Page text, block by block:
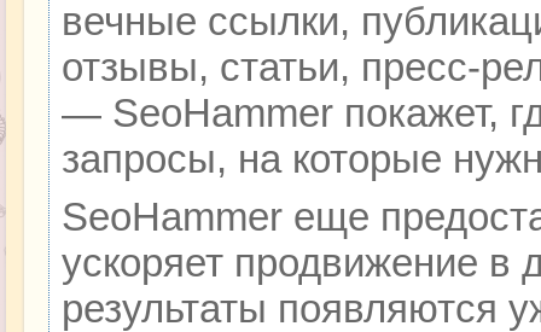
вечные ссылки,
отзывы, статьи, пресс-
— SeoHammer покажет,
запросы, на которые
SeoHammer еще
ускоряет продвижение в
результаты появляются